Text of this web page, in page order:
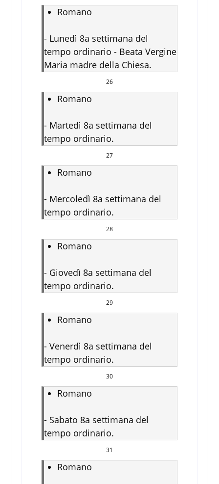
Romano
- Lunedì 8a settimana del
tempo ordinario - Beata Vergine
Maria madre della Chiesa.
26
Romano
- Martedì 8a settimana del
tempo ordinario.
27
Romano
- Mercoledì 8a settimana del
tempo ordinario.
28
Romano
- Giovedì 8a settimana del
tempo ordinario.
29
Romano
- Venerdì 8a settimana del
tempo ordinario.
30
Romano
- Sabato 8a settimana del
tempo ordinario.
31
Romano